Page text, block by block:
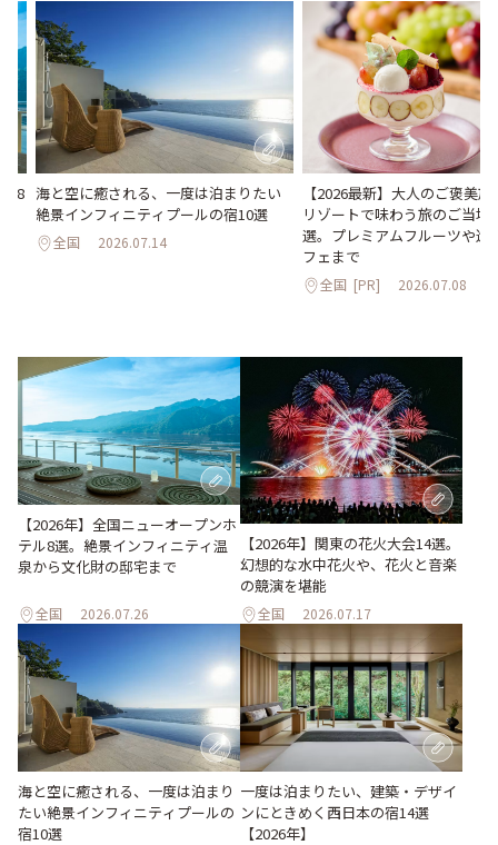
8 海と空に癒される、一度は泊まりたい
絶景インフィニティプールの宿10選
全国 2026.07.14
【2026最新】大人のご褒美
リゾートで味わう旅のご当地
選。プレミアムフルーツや進
フェまで
全国 [PR] 2026.07.08
【2026年】全国ニューオープンホ
テル8選。絶景インフィニティ温
泉から文化財の邸宅まで
全国 2026.07.26
【2026年】関東の花火大会14選。
幻想的な水中花火や、花火と音楽
の競演を堪能
全国 2026.07.17
海と空に癒される、一度は泊まり
たい絶景インフィニティプールの
宿10選
一度は泊まりたい、建築・デザイ
ンにときめく西日本の宿14選
【2026年】